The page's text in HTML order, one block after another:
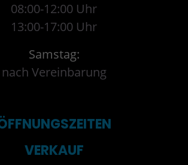
08:00-12:00 Uhr
13:00-17:00 Uhr
Samstag:
nach Vereinbarung
VERKAUF